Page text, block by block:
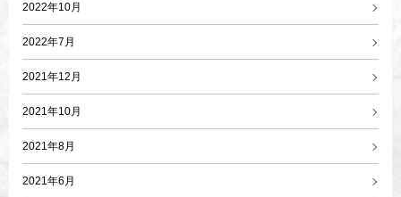
2022年10月
2022年7月
2021年12月
2021年10月
2021年8月
2021年6月